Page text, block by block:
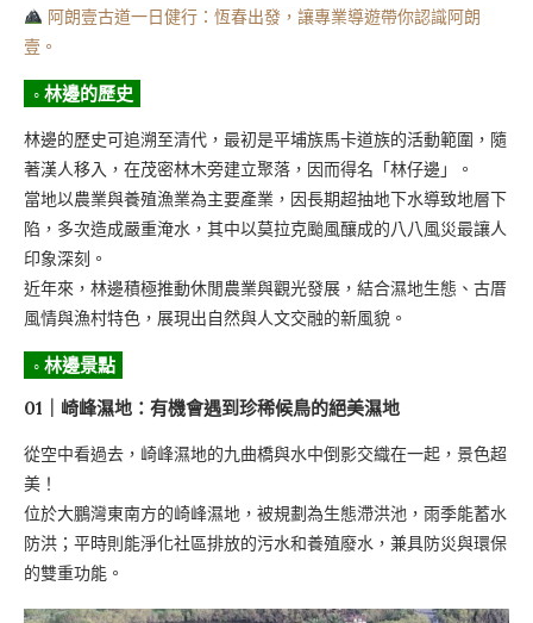
阿朗壹古道一日健行：恆春出發，讓專業導遊帶你認識阿朗
壹。
◦ 林邊的歷史
林邊的歷史可追溯至清代，最初是平埔族馬卡道族的活動範圍，隨
著漢人移入，在茂密林木旁建立聚落，因而得名「林仔邊」。
當地以農業與養殖漁業為主要產業，因長期超抽地下水導致地層下
陷，多次造成嚴重淹水，其中以莫拉克颱風釀成的八八風災最讓人
印象深刻。
近年來，林邊積極推動休閒農業與觀光發展，結合濕地生態、古厝
風情與漁村特色，展現出自然與人文交融的新風貌。
◦ 林邊景點
01｜崎峰濕地：有機會遇到珍稀候鳥的絕美濕地
從空中看過去，崎峰濕地的九曲橋與水中倒影交織在一起，景色超
美！
位於大鵬灣東南方的崎峰濕地，被規劃為生態滯洪池，雨季能蓄水
防洪；平時則能淨化社區排放的污水和養殖廢水，兼具防災與環保
的雙重功能。